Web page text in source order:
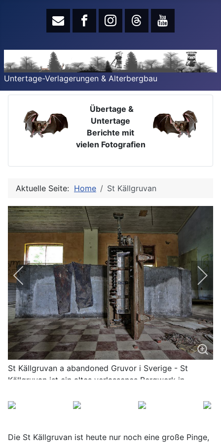
Untertage-Verlagerungen & Alterbergbau
Übertage &
Untertage
Berichte mit
vielen Fotografien
Aktuelle Seite: Home St Källgruvan
St Källgruvan a abandoned Gruvor i Sverige - St
Källgruvan ist ein altes verlassenes Bergwerk in
Impressionen
Die St Källgruvan ist heute nur noch eine große Pinge,